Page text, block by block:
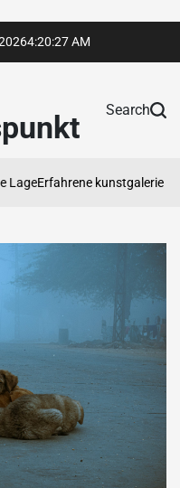
4:20:28 AM
Search
Erfahrene kunstgalerie